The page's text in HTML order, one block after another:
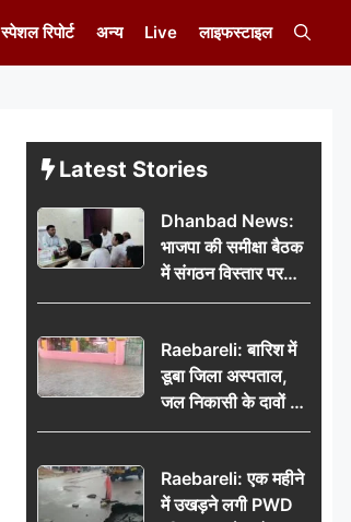
स्पेशल रिपोर्ट अन्य Live लाइफस्टाइल
Latest Stories
Dhanbad News:
भाजपा की समीक्षा बैठक
में संगठन विस्तार पर
मंथन, बीडीओ से
जनसमस्याओं का विवरण
Raebareli: बारिश में
डूबा जिला अस्पताल,
जल निकासी के दावों की
खुली पोल
Raebareli: एक महीने
में उखड़ने लगी PWD